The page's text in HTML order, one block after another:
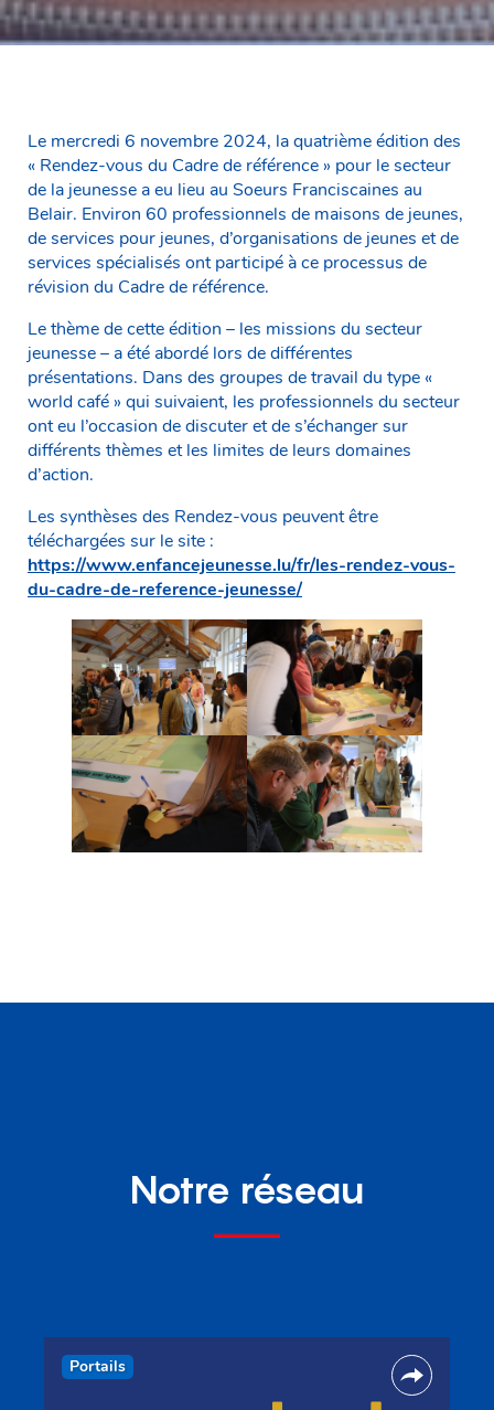
Le mercredi 6 novembre 2024, la quatrième édition des
« Rendez-vous du Cadre de référence » pour le secteur
de la jeunesse a eu lieu au Soeurs Franciscaines au
Belair. Environ 60 professionnels de maisons de jeunes,
de services pour jeunes, d’organisations de jeunes et de
services spécialisés ont participé à ce processus de
révision du Cadre de référence.
Le thème de cette édition – les missions du secteur
jeunesse – a été abordé lors de différentes
présentations. Dans des groupes de travail du type «
world café » qui suivaient, les professionnels du secteur
ont eu l’occasion de discuter et de s’échanger sur
différents thèmes et les limites de leurs domaines
d’action.
Les synthèses des Rendez-vous peuvent être
téléchargées sur le site :
https://www.enfancejeunesse.lu/fr/les-rendez-vous-
du-cadre-de-reference-jeunesse/
Notre réseau
Portails